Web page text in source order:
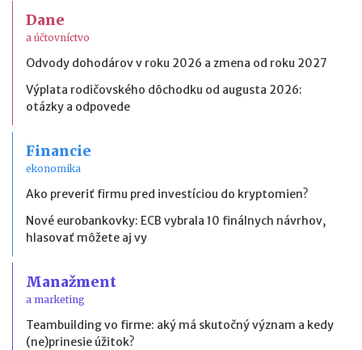
Dane
a účtovníctvo
Odvody dohodárov v roku 2026 a zmena od roku 2027
Výplata rodičovského dôchodku od augusta 2026:
otázky a odpovede
Financie
ekonomika
Ako preveriť firmu pred investíciou do kryptomien?
Nové eurobankovky: ECB vybrala 10 finálnych návrhov,
hlasovať môžete aj vy
Manažment
a marketing
Teambuilding vo firme: aký má skutočný význam a kedy
(ne)prinesie úžitok?